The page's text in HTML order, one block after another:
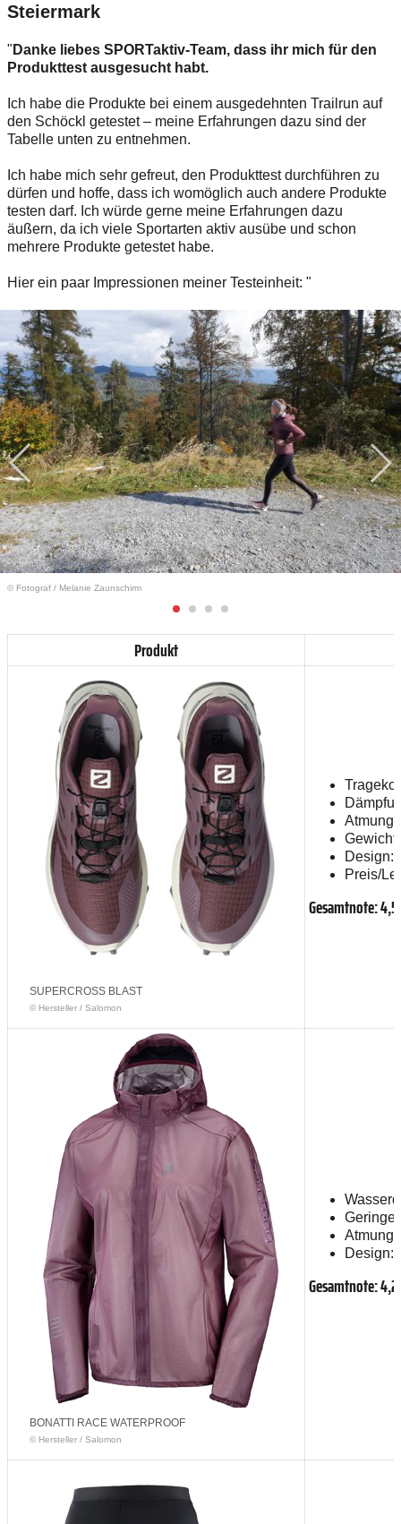
Steiermark
" Danke liebes SPORTaktiv-Team, dass ihr mich für den
Produkttest ausgesucht habt.
Ich habe die Produkte bei einem ausgedehnten Trailrun auf
den Schöckl getestet – meine Erfahrungen dazu sind der
Tabelle unten zu entnehmen.
Ich habe mich sehr gefreut, den Produkttest durchführen zu
dürfen und hoffe, dass ich womöglich auch andere Produkte
testen darf. Ich würde gerne meine Erfahrungen dazu
äußern, da ich viele Sportarten aktiv ausübe und schon
mehrere Produkte getestet habe.
Hier ein paar Impressionen meiner Testeinheit: "
© Fotograf / Melanie Zaunschirm
Produkt
SUPERCROSS BLAST
© Hersteller/ Salomon
Design:
Preis/
Gesamtnote:
BONATTI RACE WATERPROOF
© Hersteller/ Salomon
Design:
Gesamtnote: